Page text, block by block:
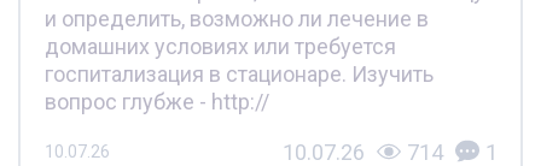
и определить, возможно ли лечение в
домашних условиях или требуется
госпитализация в стационаре. Изучить
вопрос глубже - http://
10.07.26 10.07.26 714 1